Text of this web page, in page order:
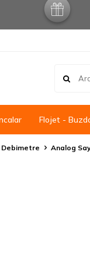
Flojet -
Debimetre Analog